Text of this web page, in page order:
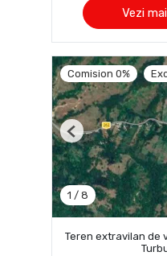
Vezi
Comision 0%
1 / 8
Previous
Teren extravilan de